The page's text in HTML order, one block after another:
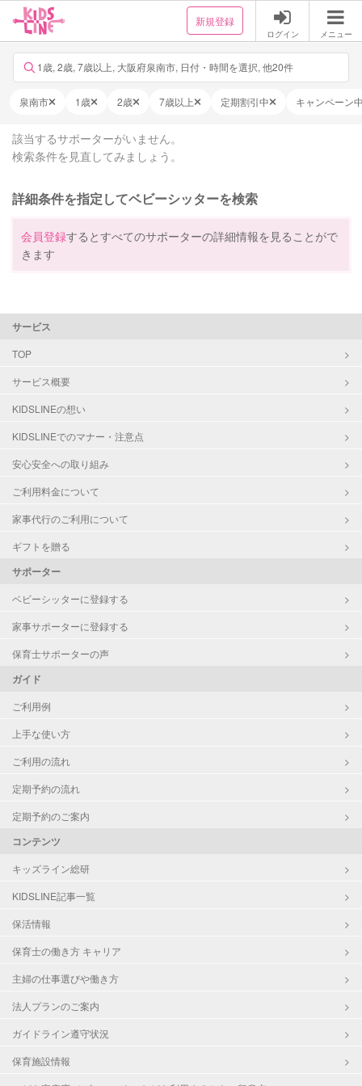
新規登録
ログイン メニュー
1歳, 2歳, 7歳以上, 大阪府泉南市, 日付・時間を選択, 他20件
泉南市 1歳 2歳 7歳以上 定期割引中 キャンペーン
該当するサポーターがいません。
検索条件を見直してみましょう。
詳細条件を指定してベビーシッターを検索
会員登録するとすべてのサポーターの詳細情報を見ることがで
きます
サービス
TOP
サービス概要
KIDSLINEの想い
KIDSLINEでのマナー・注意点
安心安全への取り組み
ご利用料金について
家事代行のご利用について
ギフトを贈る
サポーター
ベビーシッターに登録する
家事サポーターに登録する
保育士サポーターの声
ガイド
ご利用例
上手な使い方
ご利用の流れ
定期予約の流れ
定期予約のご案内
コンテンツ
キッズライン総研
KIDSLINE記事一覧
保活情報
保育士の働き方 キャリア
主婦の仕事選びや働き方
法人プランのご案内
ガイドライン遵守状況
保育施設情報